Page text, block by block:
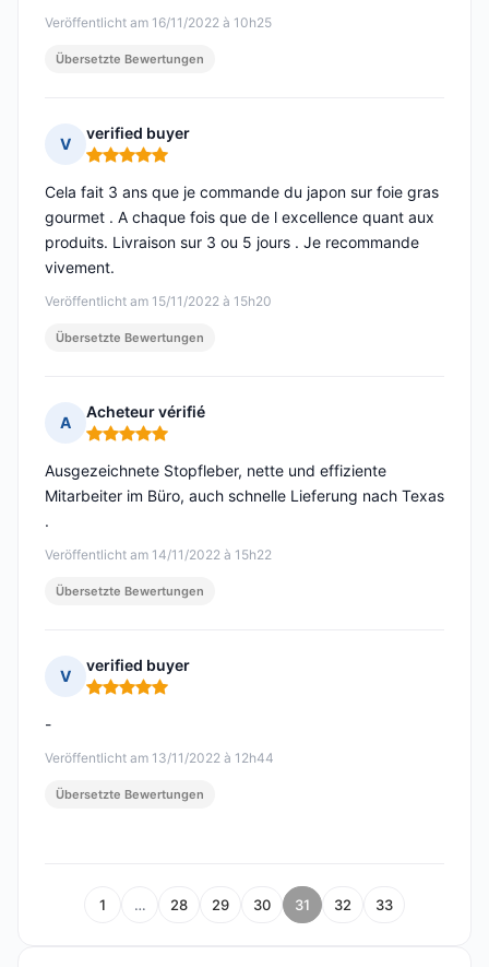
Veröffentlicht am 16/11/2022 à 10h25
Übersetzte Bewertungen
V
verified buyer
Hinweis: 5 von 5
Veröffentlicht am 15/11/2022 à 15h20
Cela fait 3 ans que je commande du japon sur foie gras
gourmet . A chaque fois que de l excellence quant aux
produits. Livraison sur 3 ou 5 jours . Je recommande
vivement.
Übersetzte Bewertungen
A
Acheteur vérifié
Hinweis: 5 von 5
Veröffentlicht am 14/11/2022 à 15h22
Ausgezeichnete Stopfleber, nette und effiziente
Mitarbeiter im Büro, auch schnelle Lieferung nach Texas
.
Übersetzte Bewertungen
V
verified buyer
Hinweis: 5 von 5
Veröffentlicht am 13/11/2022 à 12h44
-
Übersetzte Bewertungen
1 … 28 29 30 31 32 33